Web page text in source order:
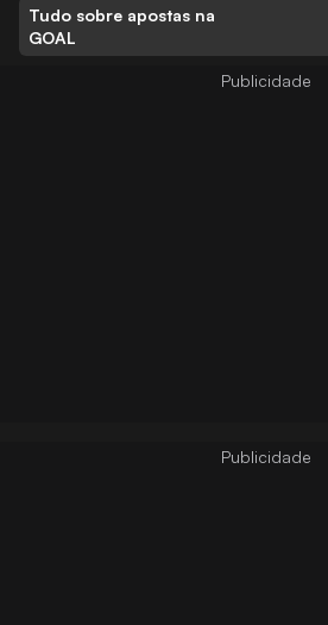
Tudo sobre apostas na
GOAL